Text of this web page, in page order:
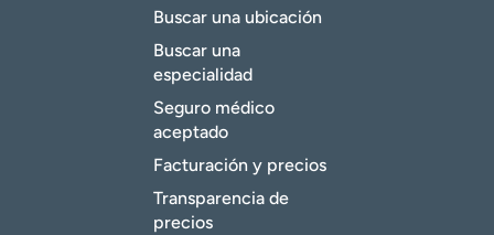
Buscar una ubicación
Buscar una
especialidad
Seguro médico
aceptado
Facturación y precios
Transparencia de
precios